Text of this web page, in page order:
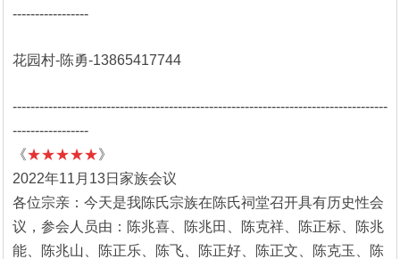
-----------------
花园村-陈勇-13865417744
------------------------------------------------------------------------------------
-----------------
《★★★★★》
2022年11月13日家族会议
各位宗亲：今天是我陈氏宗族在陈氏祠堂召开具有历史性会
议，参会人员由：陈兆喜、陈兆田、陈克祥、陈正标、陈兆
能、陈兆山、陈正乐、陈飞、陈正好、陈正文、陈克玉、陈